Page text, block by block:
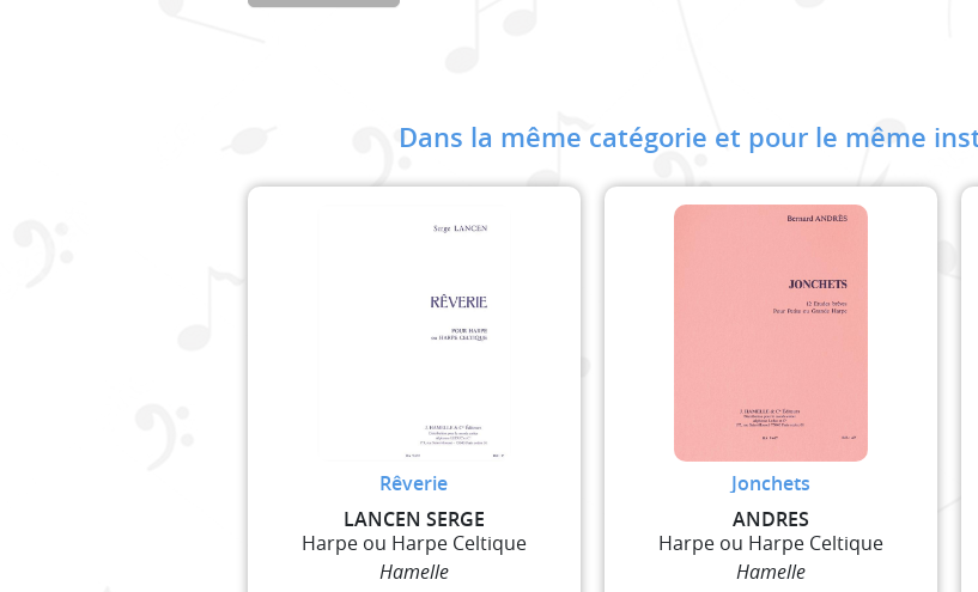
Dans la même catégorie et pour le même
Rêverie
LANCEN SERGE
Harpe ou Harpe Celtique
Hamelle
Jonchets
ANDRES
Harpe ou Harpe Celtique
Hamelle